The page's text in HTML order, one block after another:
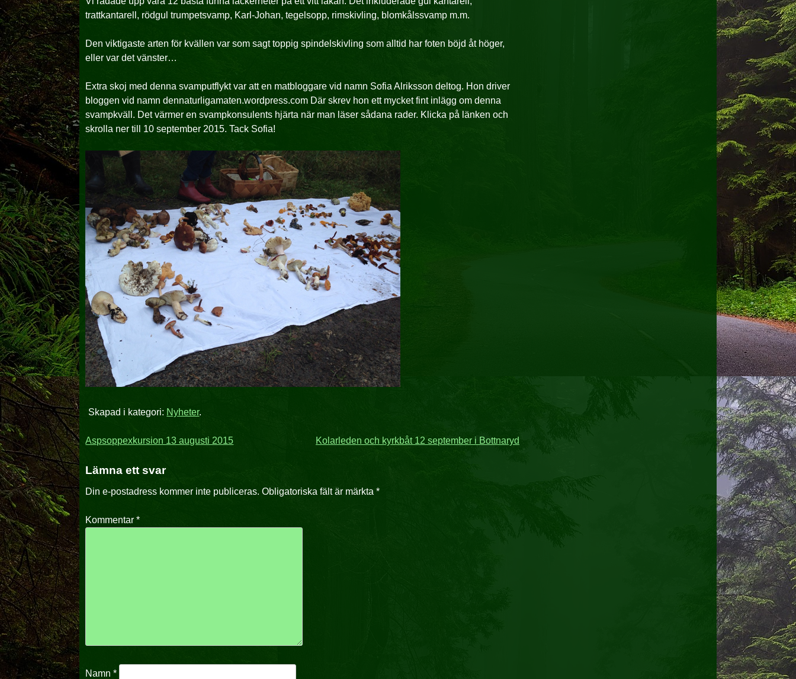
trattkantarell, rödgul trumpetsvamp, Karl-Johan, tegelsopp, rimskivling, blomkålssvamp m.m.
Den viktigaste arten för kvällen var som sagt toppig spindelskivling som alltid har foten böjd åt höger,
eller var det vänster…
Extra skoj med denna svamputflykt var att en matbloggare vid namn Sofia Alriksson deltog. Hon driver
bloggen vid namn dennaturligamaten.wordpress.com Där skrev hon ett mycket fint inlägg om denna
svampkväll. Det värmer en svampkonsulents hjärta när man läser sådana rader. Klicka på länken och
skrolla ner till 10 september 2015. Tack Sofia!
Skapad i kategori: Nyheter.
Inläggsnavigering
Aspsoppexkursion 13 augusti 2015 Kolarleden och kyrkbåt 12 september i Bottnaryd
Lämna ett svar
Din e-postadress kommer inte publiceras. Obligatoriska fält är märkta*
Kommentar*
Namn*